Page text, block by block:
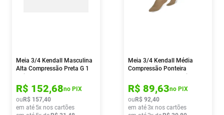
Meia 3/4 Kendall Masculina
Alta Compressão Preta G 1
R$ 152,68no PIX
ou R$ 157,40
em até 5x nos cartões
Meia 3/4 Kendall Média
Compressão Ponteira
R$ 89,63no PIX
ou R$ 92,40
em até3x nos cartões